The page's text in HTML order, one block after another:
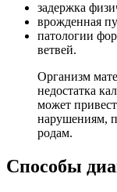
задержка
врожденная
патологии
ветвей.
Организм
недостатка
может
нарушениям,
родам.
Способы